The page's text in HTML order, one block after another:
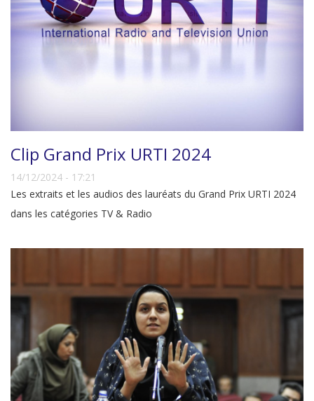
Clip Grand Prix URTI 2024
14/12/2024 - 17:21
Les extraits et les audios des lauréats du Grand Prix URTI 2024
dans les catégories TV & Radio